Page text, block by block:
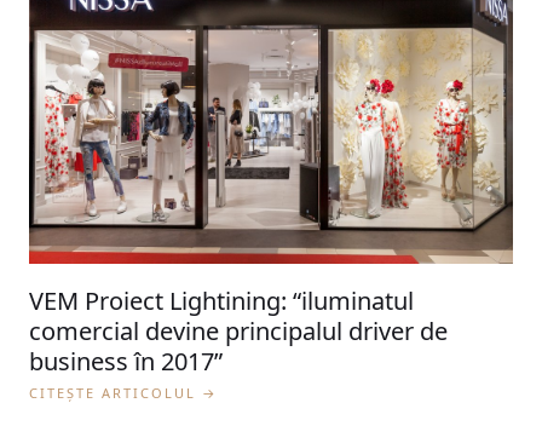
VEM Proiect Lightining: “iluminatul
comercial devine principalul driver de
business în 2017”
CITEȘTE ARTICOLUL →